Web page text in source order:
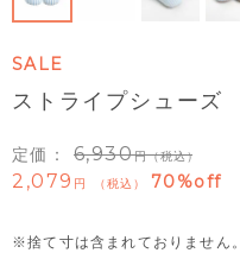
SALE
ストライプシューズ
定価： 6,930 （税込）
2,079 税込 70%off
※捨て寸は含まれておりません。